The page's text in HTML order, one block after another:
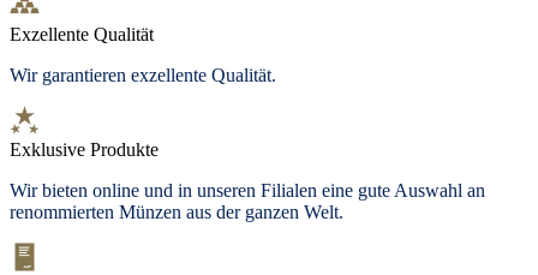
Exzellente Qualität
Wir garantieren exzellente Qualität.
Exklusive Produkte
Wir bieten online und in unseren Filialen eine gute Auswahl an
renommierten Münzen aus der ganzen Welt.